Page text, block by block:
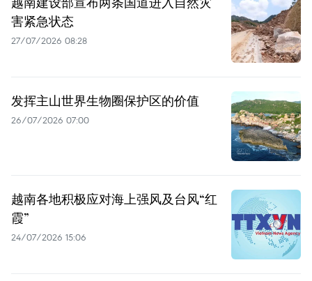
害紧急状态
27/07/2026 08:28
发挥主山世界生物圈保护区的价值
26/07/2026 07:00
越南各地积极应对海上强风及台风“红
霞”
24/07/2026 15:06